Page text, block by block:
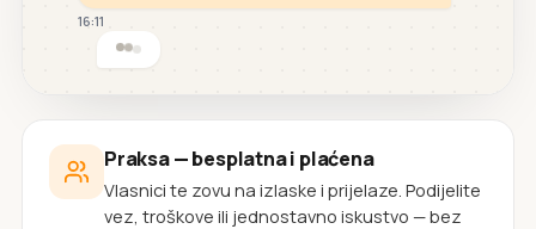
16:11
Praksa — besplatna i plaćena
Vlasnici te zovu na izlaske i prijelaze. Podijelite
vez, troškove ili jednostavno iskustvo — bez